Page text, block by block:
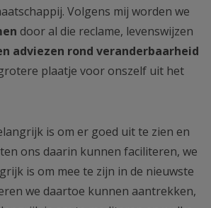
Volgens mij worden we
door al die reclame, levenswijzen
adviezen rond veranderbaarheid
plaatje voor onszelf uit het
is om er goed uit te zien en
ons daarin kunnen faciliteren, we
is om mee te zijn in de nieuwste
we daartoe kunnen aantrekken,